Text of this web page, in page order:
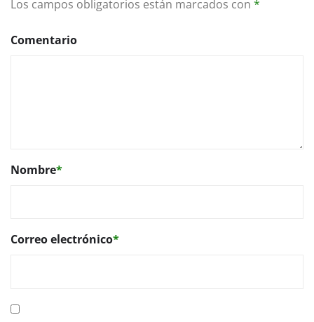
Los campos obligatorios están marcados con *
Comentario
Nombre*
Correo electrónico*